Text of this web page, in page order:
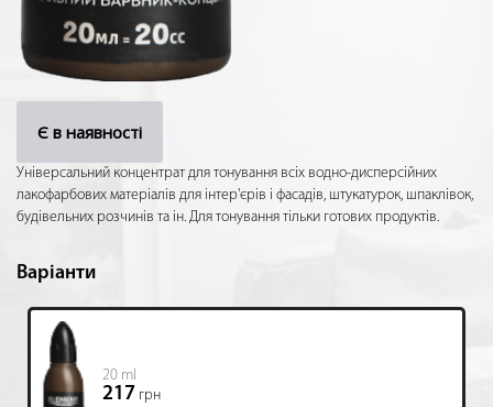
Є в наявності
Універсальний концентрат для тонування всіх водно-дисперсійних
лакофарбових матеріалів для інтер'єрів і фасадів, штукатурок, шпаклівок,
будівельних розчинів та ін. Для тонування тільки готових продуктів.
Варіанти
20 ml
217 грн